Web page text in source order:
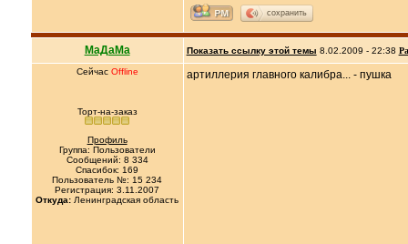
сохранить
МаДаМа Показать ссылку этой темы 8.02.2009 - 22:38
Сейчас Offline
Торт-на-заказ
Профиль
Группа: Пользователи
Сообщений: 8 334
Спасибок: 169
Пользователь №: 15 234
Регистрация: 3.11.2007
Откуда: Ленинградская область
артиллерия главного калибра... - пушка